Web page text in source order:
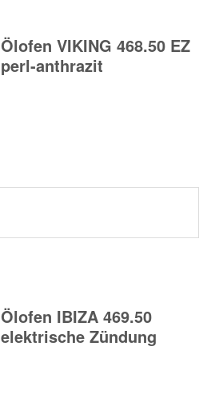
Ölofen VIKING 468.50 EZ
perl-anthrazit
Ölofen IBIZA 469.50
elektrische Zündung